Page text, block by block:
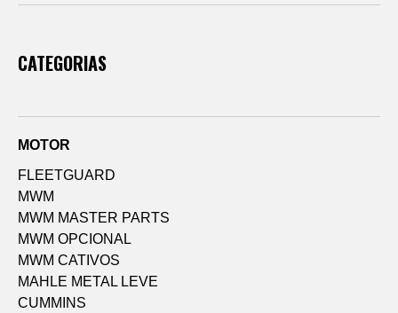
CATEGORIAS
MOTOR
FLEETGUARD
MWM
MWM MASTER PARTS
MWM OPCIONAL
MWM CATIVOS
MAHLE METAL LEVE
CUMMINS